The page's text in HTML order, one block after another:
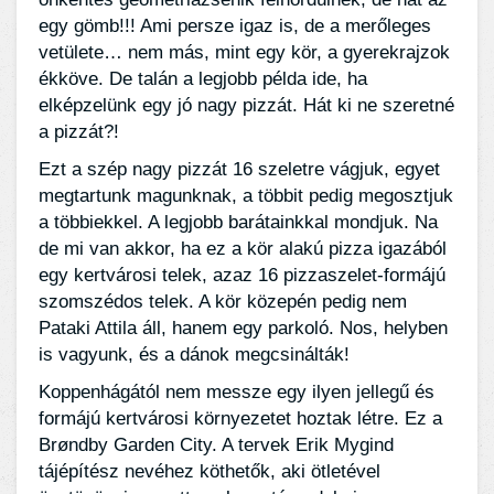
egy gömb!!! Ami persze igaz is, de a merőleges
vetülete… nem más, mint egy kör, a gyerekrajzok
ékköve. De talán a legjobb példa ide, ha
elképzelünk egy jó nagy pizzát. Hát ki ne szeretné
a pizzát?!
Ezt a szép nagy pizzát 16 szeletre vágjuk, egyet
megtartunk magunknak, a többit pedig megosztjuk
a többiekkel. A legjobb barátainkkal mondjuk. Na
de mi van akkor, ha ez a kör alakú pizza igazából
egy kertvárosi telek, azaz 16 pizzaszelet-formájú
szomszédos telek. A kör közepén pedig nem
Pataki Attila áll, hanem egy parkoló. Nos, helyben
is vagyunk, és a dánok megcsinálták!
Koppenhágától nem messze egy ilyen jellegű és
formájú kertvárosi környezetet hoztak létre. Ez a
Brøndby Garden City. A tervek Erik Mygind
tájépítész nevéhez köthetők, aki ötletével